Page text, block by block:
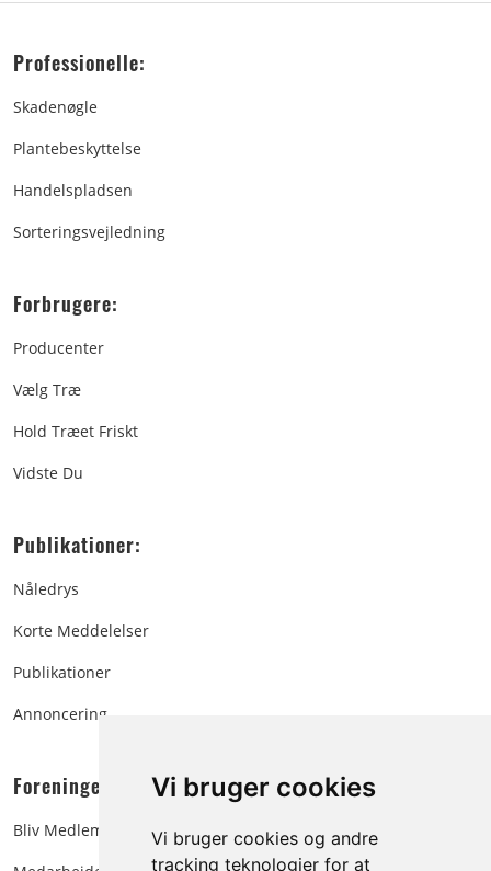
Vi bruger cookies
Vi bruger cookies og andre
tracking teknologier for at
Professionelle:
Skadenøgle
Plantebeskyttelse
Handelspladsen
Sorteringsvejledning
Forbrugere:
Producenter
Vælg Træ
Hold Træet Friskt
Vidste Du
Publikationer:
Nåledrys
Korte Meddelelser
Publikationer
Annoncering
Foreningen:
Bliv Medlem